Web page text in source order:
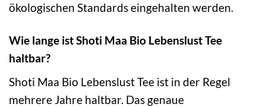
ökologischen Standards eingehalten werden.
Wie lange ist Shoti Maa Bio Lebenslust Tee
haltbar?
Shoti Maa Bio Lebenslust Tee ist in der Regel
mehrere Jahre haltbar. Das genaue